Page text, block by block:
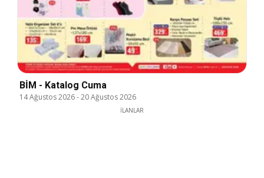
BİM - Katalog Cuma
14 Ağustos 2026-20 Ağustos 2026
İLANLAR